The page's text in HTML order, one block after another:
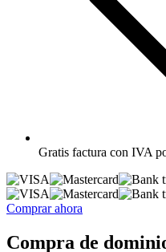
Gratis factura con IVA
Comprar ahora
Compra de